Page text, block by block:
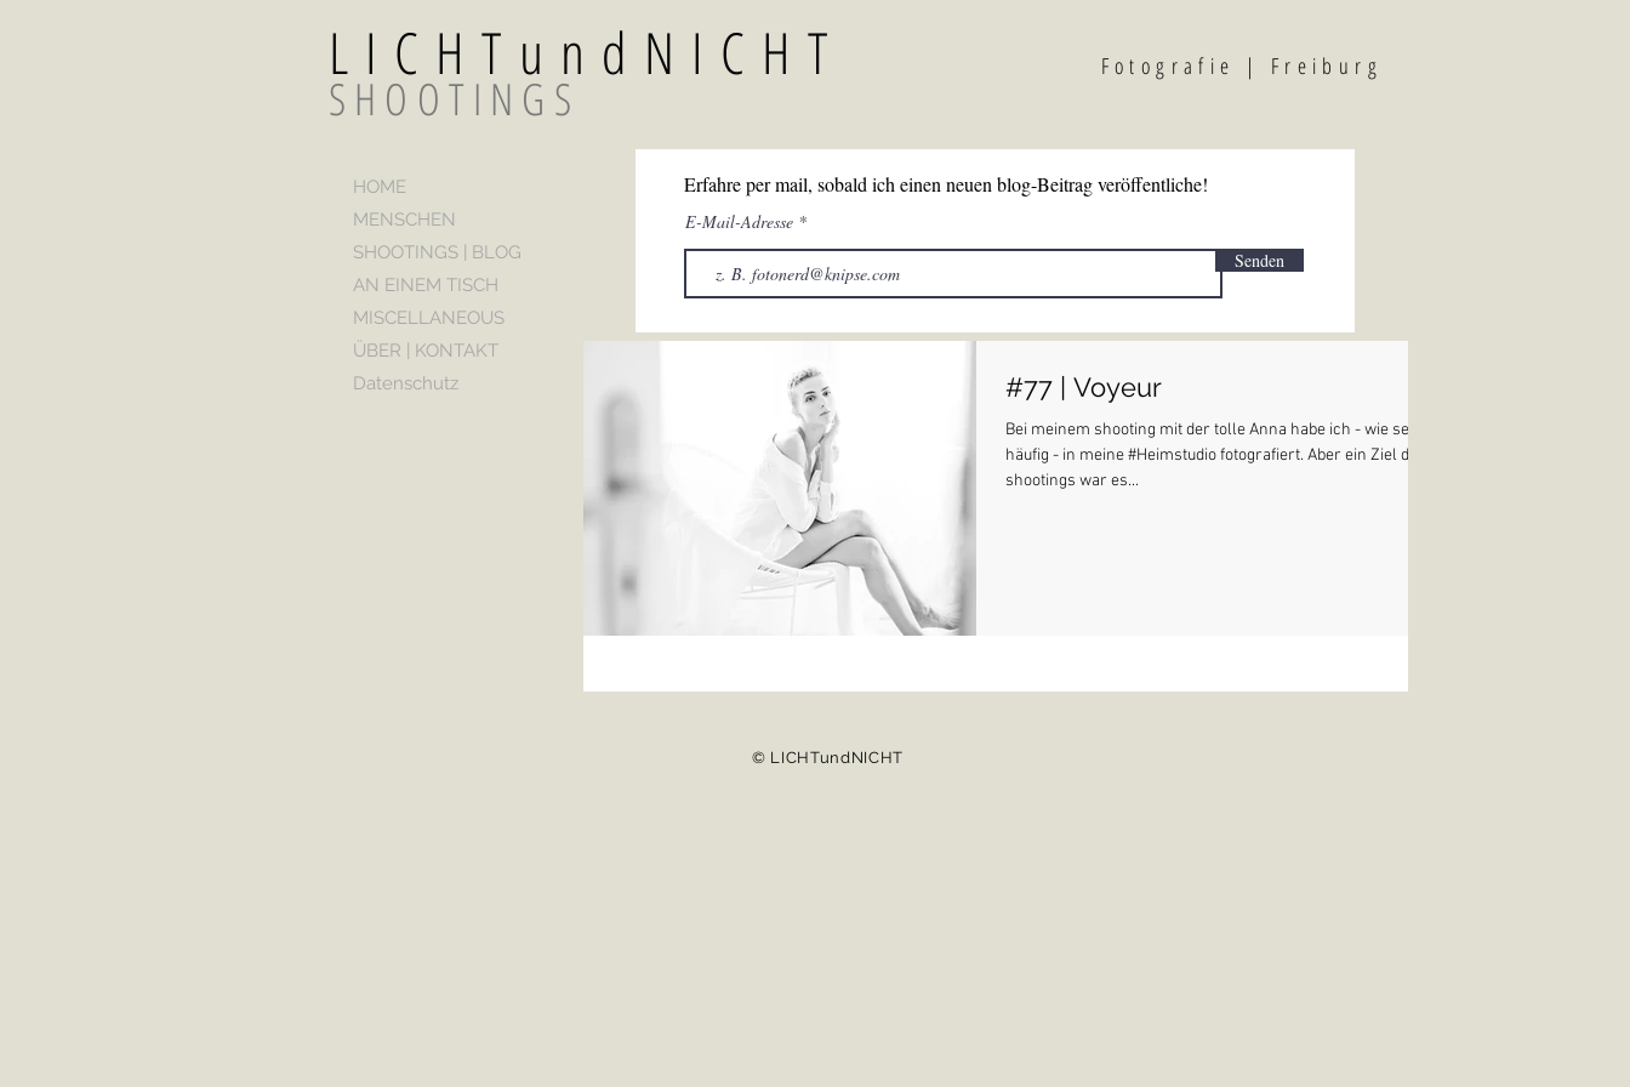
LICHTundNICHT F otografie | Freiburg
SHOOTINGS
Erfahre per mail, sobald ich einen neuen blog-Beitrag veröffentliche!
E-Mail-Adresse
Senden
#77 | Voyeur
Bei meinem shooting mit der tolle Anna habe ich - wie sehr
häufig - in meine #Heimstudio fotografiert. Aber ein Ziel des
shootings war es...
HOME
MENSCHEN
SHOOTINGS | BLOG
AN EINEM TISCH
MISCELLANEOUS
ÜBER | KONTAKT
Datenschutz
© LICHTundNICHT